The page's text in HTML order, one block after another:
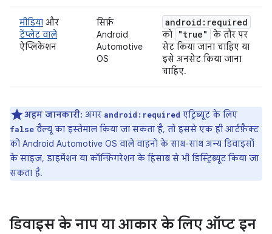
मीडिया और
टेंप्लेट वाले
ऐप्लिकेशन
सिर्फ़
Android
Automotive
OS
android:required
को "true"
के तौर पर
सेट किया जाना चाहिए या
इसे अनसेट किया जाना
चाहिए.
अहम जानकारी: अगर android:required एट्रिब्यूट के लिए
false वैल्यू का इस्तेमाल किया जा सकता है, तो इससे एक ही आर्टफ़ैक्ट
को Android Automotive OS वाले वाहनों के साथ-साथ अन्य डिवाइसों
के साइज़, डाइमेंशन या कॉन्फ़िगरेशन के हिसाब से भी डिस्ट्रिब्यूट किया जा
सकता है.
डिवाइस के नाप या आकार के लिए ऑप्ट इन